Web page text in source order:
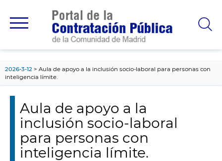
principal
2026-3-12
Aula de apoyo a la inclusión socio-laboral para personas con
inteligencia límite.
Aula de apoyo a la
inclusión socio-laboral
para personas con
inteligencia límite.